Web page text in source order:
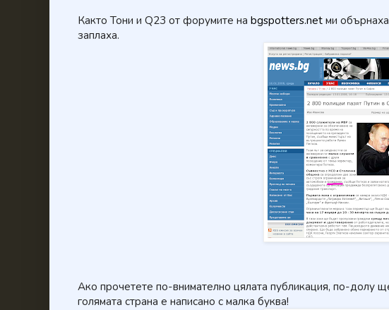
Както Тони и Q23 от форумите на bgspotters.netми обърнаха
заплаха.
Ако прочетете по-внимателно цялата публикация, по-долу
голямата страна е написано с малка буква!